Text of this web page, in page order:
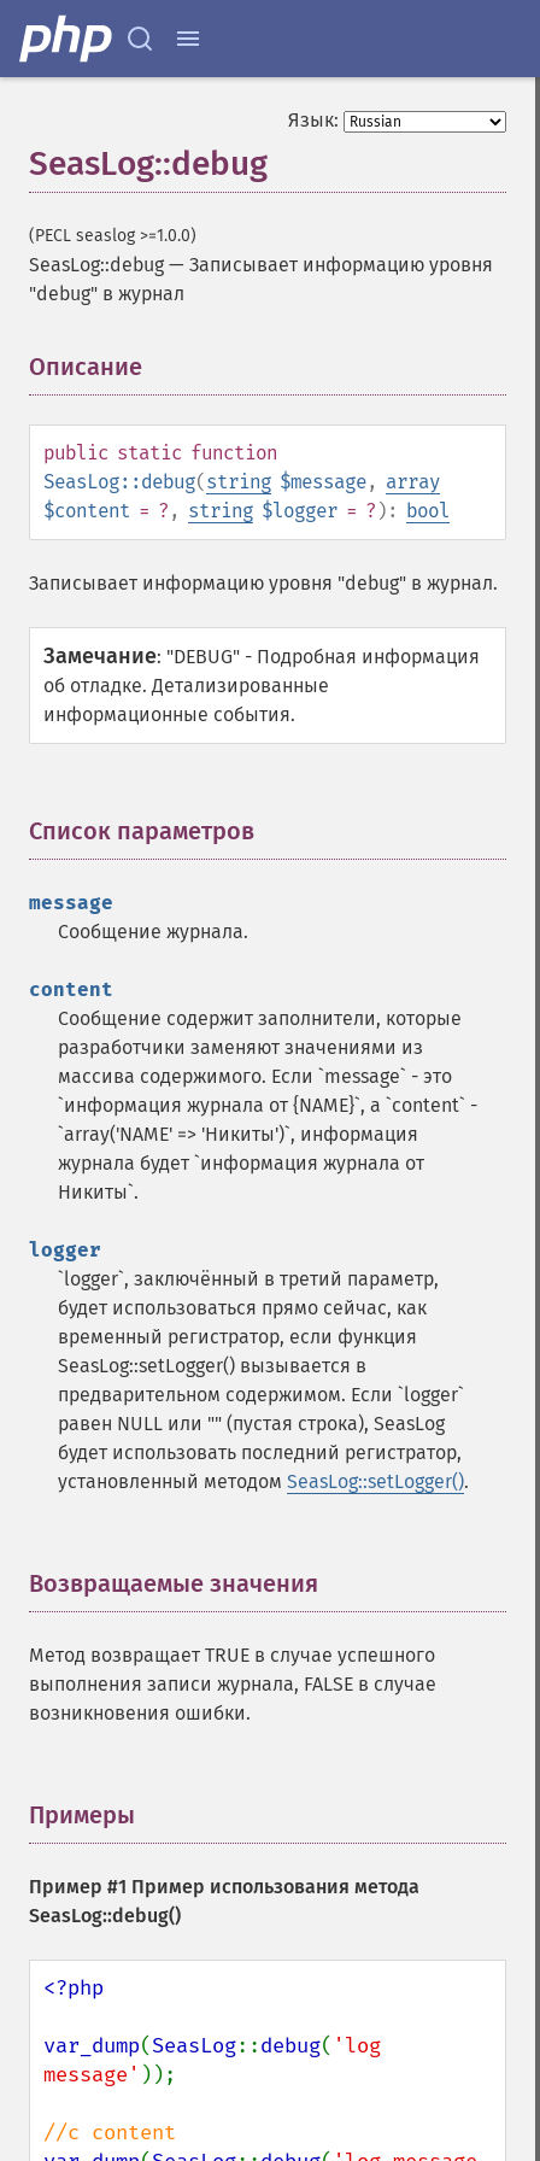
Язык:
SeasLog::debug
(PECL seaslog >=1.0.0)
SeasLog::debug — Записывает информацию уровня
"debug" в журнал
Описание
public static function
SeasLog::debug(string $message, array
$content = ? , string $logger = ? ): bool
Записывает информацию уровня "debug" в журнал.
Замечание: "DEBUG" - Подробная информация
об отладке. Детализированные
информационные события.
Список параметров
message
Сообщение журнала.
content
Сообщение содержит заполнители, которые
разработчики заменяют значениями из
массива содержимого. Если `message` - это
`информация журнала от {NAME}`, а `content` -
`array('NAME' => 'Никиты')`, информация
журнала будет `информация журнала от
Никиты`.
logger
`logger`, заключённый в третий параметр,
будет использоваться прямо сейчас, как
временный регистратор, если функция
SeasLog::setLogger() вызывается в
предварительном содержимом. Если `logger`
равен NULL или "" (пустая строка), SeasLog
будет использовать последний регистратор,
установленный методом SeasLog::setLogger().
Возвращаемые значения
Метод возвращает TRUE в случае успешного
выполнения записи журнала, FALSE в случае
возникновения ошибки.
Примеры
Пример #1 Пример использования метода
SeasLog::debug()
<?php
var_dump(SeasLog::debug( 'log
message' ));